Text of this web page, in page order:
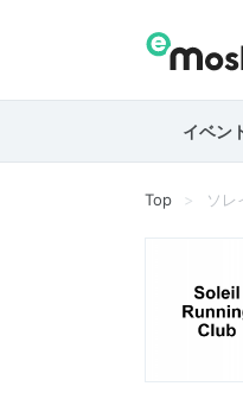
イベン
Top ソレ